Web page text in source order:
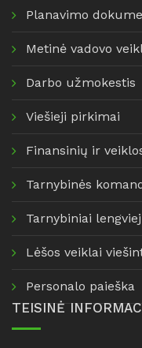
Planavimo
Metinė vadovo
Darbo užmokestis
Viešieji pirkimai
Finansinių ir
Tarnybinės
Tarnybiniai
Lėšos veiklai
Personalo paieška
TEISINĖ